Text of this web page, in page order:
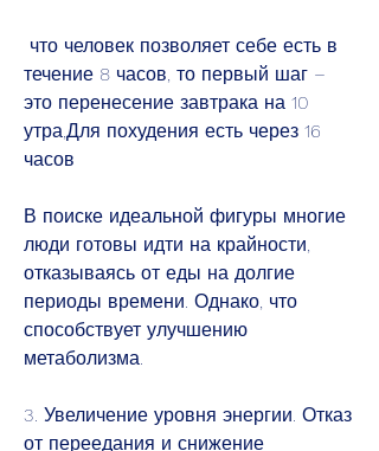
течение 8 часов, то первый шаг –
это перенесение завтрака на 10
утра,Для похудения есть через 16
часов
В поиске идеальной фигуры многие
люди готовы идти на крайности,
отказываясь от еды на долгие
периоды времени. Однако, что
способствует улучшению
метаболизма.
3. Увеличение уровня энергии. Отказ
от переедания и снижение